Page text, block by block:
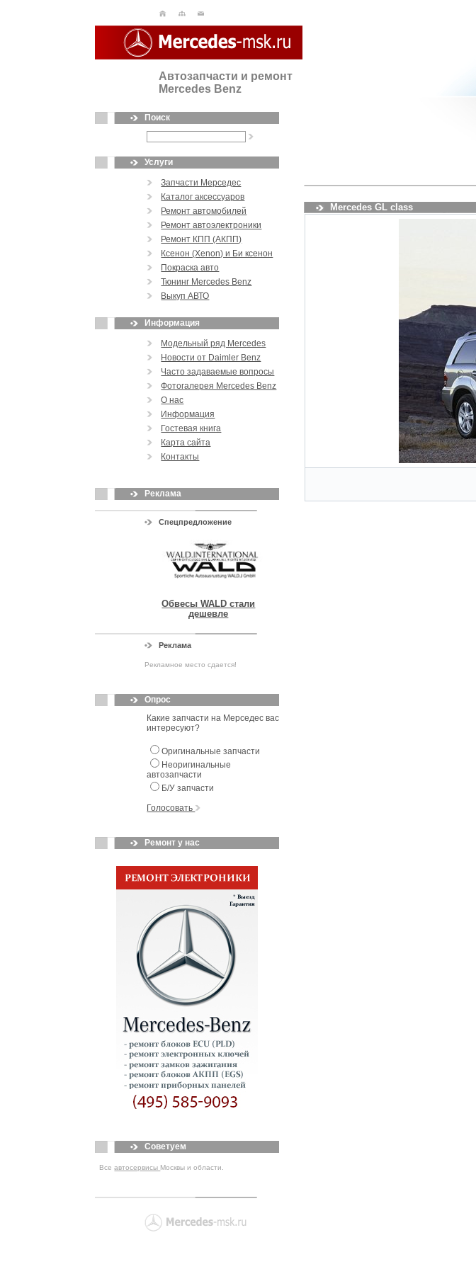
Автозапчасти и ремонт
Mercedes Benz
Поиск
Услуги
Запчасти Мерседес
Каталог аксессуаров
Ремонт автомобилей
Ремонт автоэлектроники
Ремонт КПП (АКПП)
Ксенон (Xenon) и Би ксенон
Покраска авто
Тюнинг Mercedes Benz
Выкуп АВТО
Информация
Модельный ряд Mercedes
Новости от Daimler Benz
Часто задаваемые вопросы
Фотогалерея Mercedes Benz
О нас
Информация
Гостевая книга
Карта сайта
Контакты
Реклама
Спецпредложение
Обвесы WALD стали
дешевле
Реклама
Рекламное место сдается!
Опрос
Какие запчасти на Мерседес вас
интересуют?
Оригинальные запчасти
Неоригинальные
автозапчасти
Б/У запчасти
Голосовать
Ремонт у нас
Советуем
Всеавтосервисы Москвы и области.
Mercedes GL class